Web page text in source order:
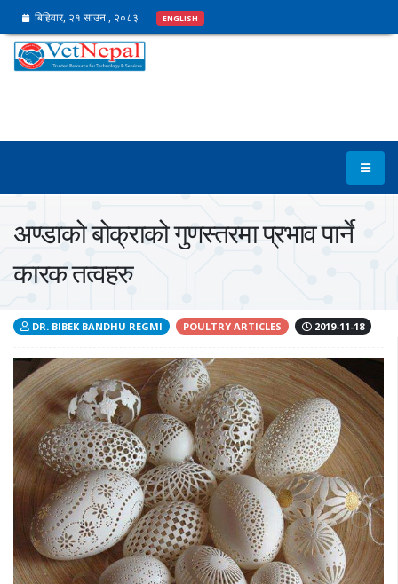
बिहिवार, २१ साउन , २०८३ ENGLISH
अण्डाको बोक्राको गुणस्तरमा प्रभाव पार्ने
कारक तत्वहरु
DR. BIBEK BANDHU REGMI POULTRY ARTICLES 2019-11-18